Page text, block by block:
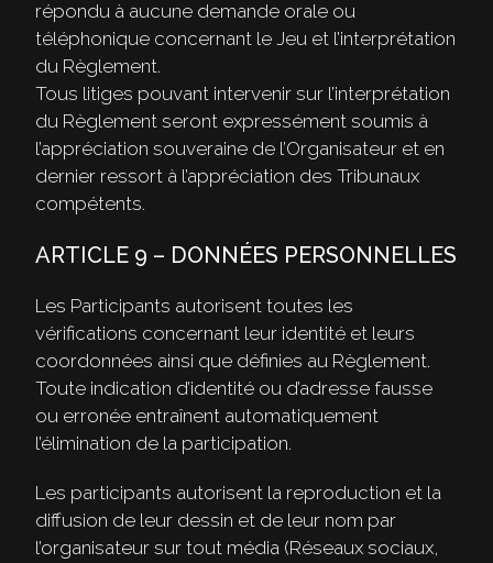
répondu à aucune demande orale ou
téléphonique concernant le Jeu et l’interprétation
du Règlement.
Tous litiges pouvant intervenir sur l’interprétation
du Règlement seront expressément soumis à
l’appréciation souveraine de l’Organisateur et en
dernier ressort à l’appréciation des Tribunaux
compétents.
ARTICLE 9 – DONNÉES PERSONNELLES
Les Participants autorisent toutes les
vérifications concernant leur identité et leurs
coordonnées ainsi que définies au Règlement.
Toute indication d’identité ou d’adresse fausse
ou erronée entraînent automatiquement
l’élimination de la participation.
Les participants autorisent la reproduction et la
diffusion de leur dessin et de leur nom par
l’organisateur sur tout média (Réseaux sociaux,